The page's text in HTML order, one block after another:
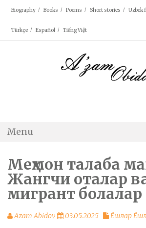
Biography Books Poems Short stories Uzbek
Türkçe Español Tiếng Việt
Menu
Меҳмон талаба
Жангчи оталар
мигрант болалар
Azam Abidov 03.05.2025 Ёшлар